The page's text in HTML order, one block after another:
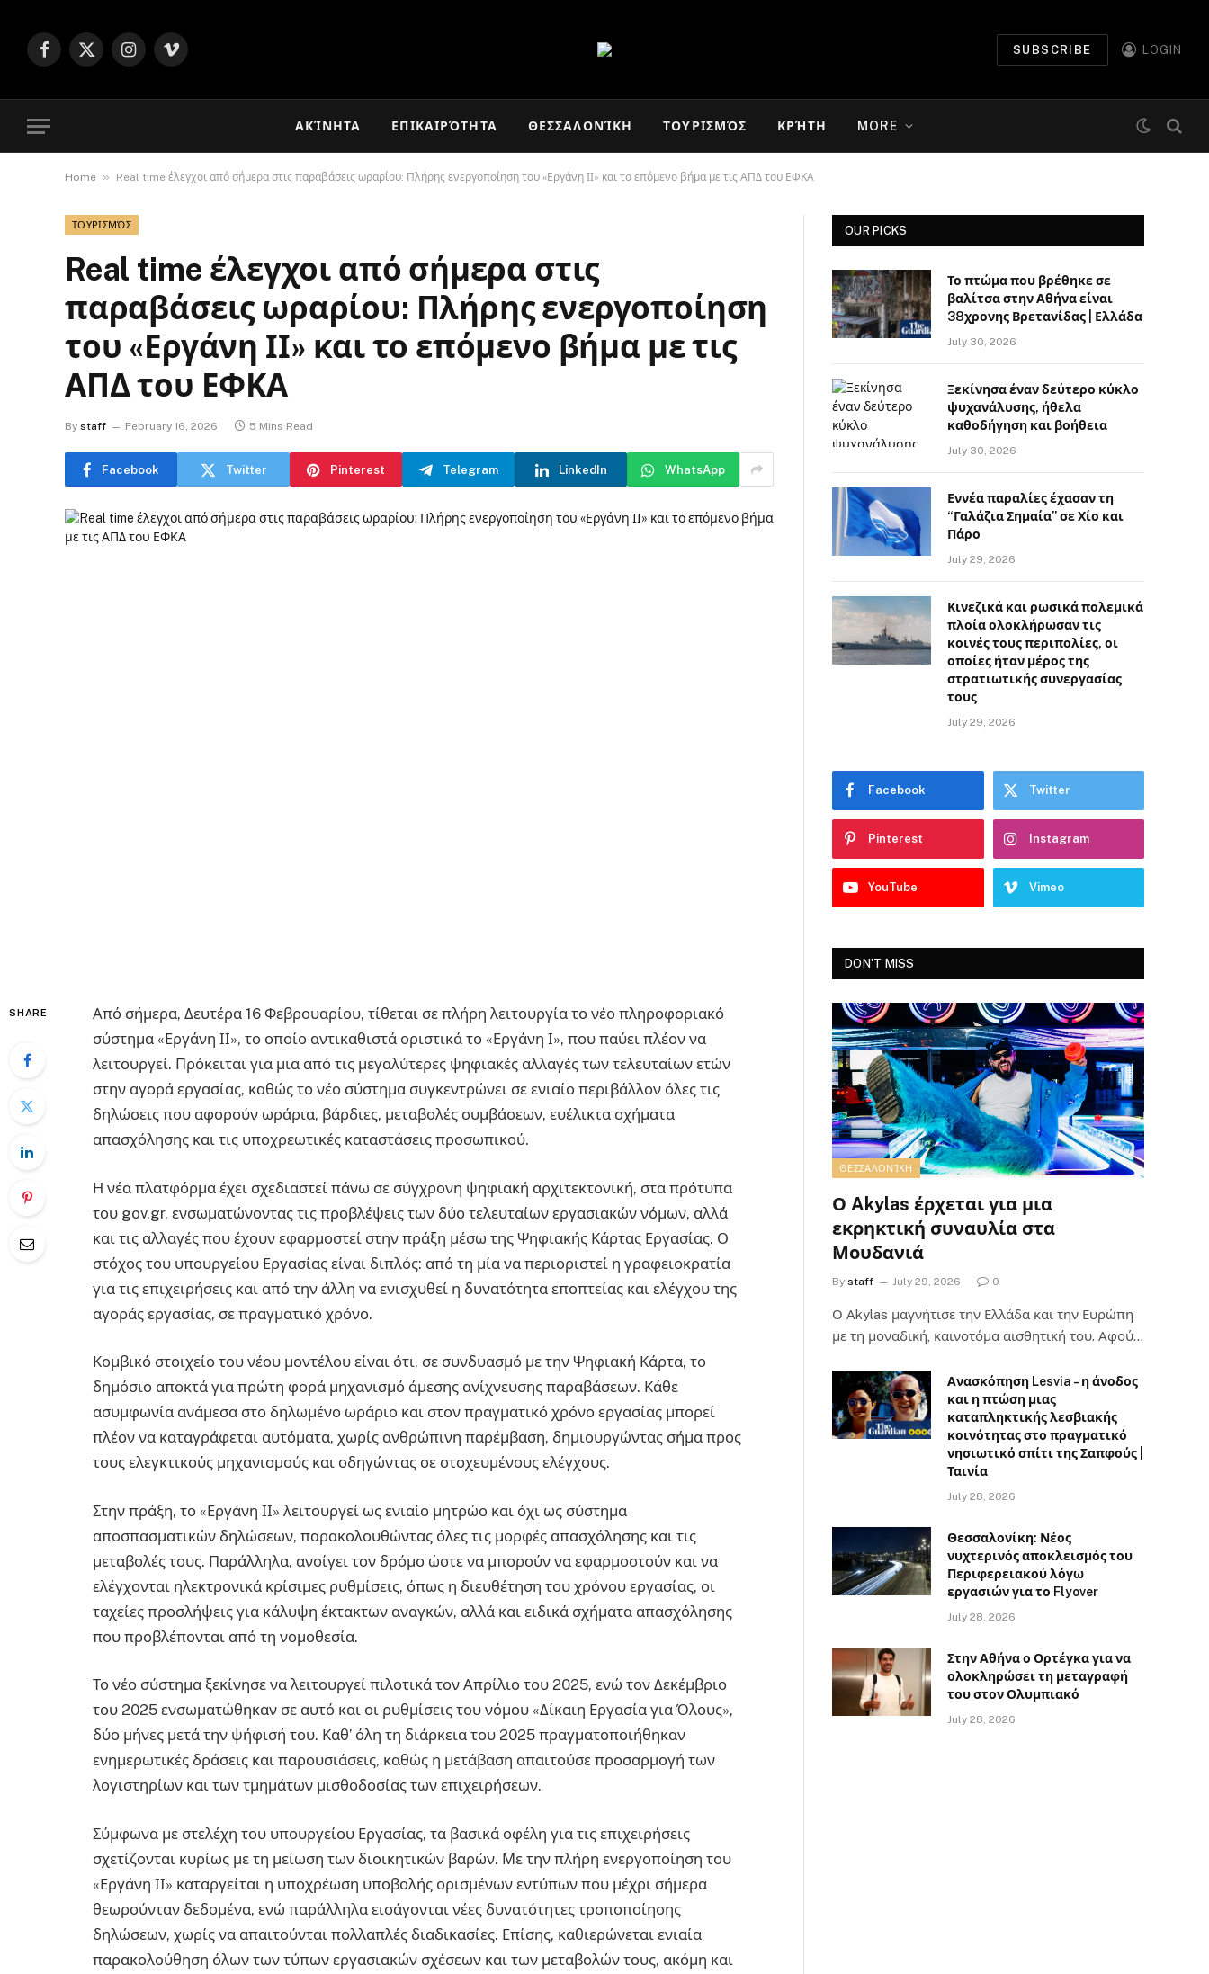
Facebook
X
Instagram
Vimeo
SUBSCRIBE LOGIN
ΑΚΊΝΗΤΑ ΕΠΙΚΑΙΡΌΤΗΤΑ ΘΕΣΣΑΛΟΝΊΚΗ ΤΟΥΡΙΣΜΌΣ ΚΡΉΤΗ MORE
Home » Real time έλεγχοι από σήμερα στις παραβάσεις ωραρίου: Πλήρης ενεργοποίηση του «Εργάνη ΙΙ» και το επόμενο βήμα με τις ΑΠΔ του ΕΦΚΑ
ΤΟΥΡΙΣΜΌΣ
Real time έλεγχοι από σήμερα στις
παραβάσεις ωραρίου: Πλήρης ενεργοποίηση
του «Εργάνη ΙΙ» και το επόμενο βήμα με τις
ΑΠΔ του ΕΦΚΑ
By staff February 16, 2026 5 Mins Read
Facebook Twitter Pinterest Telegram LinkedIn WhatsApp
SHARE
Από σήμερα, Δευτέρα 16 Φεβρουαρίου, τίθεται σε πλήρη λειτουργία το νέο πληροφοριακό
σύστημα «Εργάνη ΙΙ», το οποίο αντικαθιστά οριστικά το «Εργάνη Ι», που παύει πλέον να
λειτουργεί. Πρόκειται για μια από τις μεγαλύτερες ψηφιακές αλλαγές των τελευταίων ετών
στην αγορά εργασίας, καθώς το νέο σύστημα συγκεντρώνει σε ενιαίο περιβάλλον όλες τις
δηλώσεις που αφορούν ωράρια, βάρδιες, μεταβολές συμβάσεων, ευέλικτα σχήματα
απασχόλησης και τις υποχρεωτικές καταστάσεις προσωπικού.
Η νέα πλατφόρμα έχει σχεδιαστεί πάνω σε σύγχρονη ψηφιακή αρχιτεκτονική, στα πρότυπα
του gov.gr, ενσωματώνοντας τις προβλέψεις των δύο τελευταίων εργασιακών νόμων, αλλά
και τις αλλαγές που έχουν εφαρμοστεί στην πράξη μέσω της Ψηφιακής Κάρτας Εργασίας. Ο
στόχος του υπουργείου Εργασίας είναι διπλός: από τη μία να περιοριστεί η γραφειοκρατία
για τις επιχειρήσεις και από την άλλη να ενισχυθεί η δυνατότητα εποπτείας και ελέγχου της
αγοράς εργασίας, σε πραγματικό χρόνο.
Κομβικό στοιχείο του νέου μοντέλου είναι ότι, σε συνδυασμό με την Ψηφιακή Κάρτα, το
δημόσιο αποκτά για πρώτη φορά μηχανισμό άμεσης ανίχνευσης παραβάσεων. Κάθε
ασυμφωνία ανάμεσα στο δηλωμένο ωράριο και στον πραγματικό χρόνο εργασίας μπορεί
πλέον να καταγράφεται αυτόματα, χωρίς ανθρώπινη παρέμβαση, δημιουργώντας σήμα προς
τους ελεγκτικούς μηχανισμούς και οδηγώντας σε στοχευμένους ελέγχους.
Στην πράξη, το «Εργάνη ΙΙ» λειτουργεί ως ενιαίο μητρώο και όχι ως σύστημα
αποσπασματικών δηλώσεων, παρακολουθώντας όλες τις μορφές απασχόλησης και τις
μεταβολές τους. Παράλληλα, ανοίγει τον δρόμο ώστε να μπορούν να εφαρμοστούν και να
ελέγχονται ηλεκτρονικά κρίσιμες ρυθμίσεις, όπως η διευθέτηση του χρόνου εργασίας, οι
ταχείες προσλήψεις για κάλυψη έκτακτων αναγκών, αλλά και ειδικά σχήματα απασχόλησης
που προβλέπονται από τη νομοθεσία.
Το νέο σύστημα ξεκίνησε να λειτουργεί πιλοτικά τον Απρίλιο του 2025, ενώ τον Δεκέμβριο
του 2025 ενσωματώθηκαν σε αυτό και οι ρυθμίσεις του νόμου «Δίκαιη Εργασία για Όλους»,
δύο μήνες μετά την ψήφισή του. Καθ’ όλη τη διάρκεια του 2025 πραγματοποιήθηκαν
ενημερωτικές δράσεις και παρουσιάσεις, καθώς η μετάβαση απαιτούσε προσαρμογή των
λογιστηρίων και των τμημάτων μισθοδοσίας των επιχειρήσεων.
Σύμφωνα με στελέχη του υπουργείου Εργασίας, τα βασικά οφέλη για τις επιχειρήσεις
σχετίζονται κυρίως με τη μείωση των διοικητικών βαρών. Με την πλήρη ενεργοποίηση του
«Εργάνη ΙΙ» καταργείται η υποχρέωση υποβολής ορισμένων εντύπων που μέχρι σήμερα
θεωρούνταν δεδομένα, ενώ παράλληλα εισάγονται νέες δυνατότητες τροποποίησης
δηλώσεων, χωρίς να απαιτούνται πολλαπλές διαδικασίες. Επίσης, καθιερώνεται ενιαία
παρακολούθηση όλων των τύπων εργασιακών σχέσεων και των μεταβολών τους, ακόμη και
OUR PICKS
Το πτώμα που βρέθηκε σε
βαλίτσα στην Αθήνα είναι
38χρονης Βρετανίδας | Ελλάδα
July 30, 2026
Ξεκίνησα έναν δεύτερο κύκλο
ψυχανάλυσης, ήθελα
καθοδήγηση και βοήθεια
July 30, 2026
Εννέα παραλίες έχασαν τη
“Γαλάζια Σημαία” σε Χίο και
Πάρο
July 29, 2026
Κινεζικά και ρωσικά πολεμικά
πλοία ολοκλήρωσαν τις
κοινές τους περιπολίες, οι
οποίες ήταν μέρος της
στρατιωτικής συνεργασίας
τους
July 29, 2026
Facebook Twitter
Pinterest Instagram
YouTube Vimeo
DON'T MISS
ΘΕΣΣΑΛΟΝΊΚΗ
Ο Akylas έρχεται για μια
εκρηκτική συναυλία στα
Μουδανιά
By staff July 29, 2026 0
Ο Αkylas μαγνήτισε την Ελλάδα και την Ευρώπη
με τη μοναδική, καινοτόμα αισθητική του. Αφού…
Ανασκόπηση Lesvia – η άνοδος
και η πτώση μιας
καταπληκτικής λεσβιακής
κοινότητας στο πραγματικό
νησιωτικό σπίτι της Σαπφούς |
Ταινία
July 28, 2026
Θεσσαλονίκη: Νέος
νυχτερινός αποκλεισμός του
Περιφερειακού λόγω
εργασιών για το Flyover
July 28, 2026
Στην Αθήνα ο Ορτέγκα για να
ολοκληρώσει τη μεταγραφή
του στον Ολυμπιακό
July 28, 2026